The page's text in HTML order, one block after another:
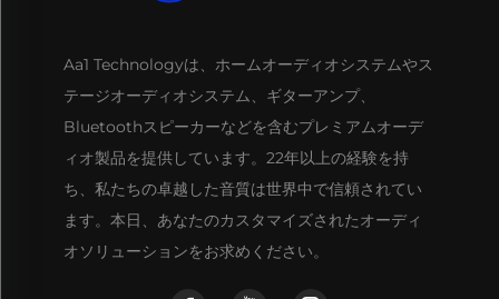
Aa1 Technologyは、ホームオーディオシステムやス
テージオーディオシステム、ギターアンプ、
Bluetoothスピーカーなどを含むプレミアムオーデ
ィオ製品を提供しています。22年以上の経験を持
ち、私たちの卓越した音質は世界中で信頼されてい
ます。本日、あなたのカスタマイズされたオーディ
オソリューションをお求めください。